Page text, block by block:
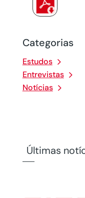
Categorias
Estudos
Entrevistas
Notícias
Últimas